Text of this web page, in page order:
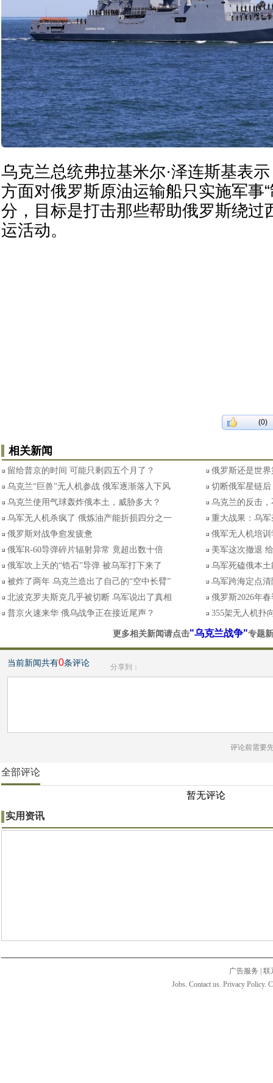
乌克兰总统弗拉基米尔·泽连斯基表
方面对俄罗斯原油运输船只实施军事
分，目标是打击那些帮助俄罗斯绕过
运活动。
(0)
相关新闻
留给普京的时间 可能只剩四五个月了？
俄罗斯还是世
乌克兰“巨兽”无人机参战 俄军逐渐落入下风
切断俄军星链
乌克兰使用气球轰炸俄本土，威胁多大？
乌克兰的反击
乌军无人机杀疯了 俄炼油产能折损四分之一
重大战果：乌
俄罗斯对战争愈发疲惫
俄军无人机培
俄军R-60导弹碎片辐射异常 竟超出数十倍
美军这次撤退
俄军吹上天的“锆石”导弹 被乌军打下来了
乌军死磕俄本
被炸了两年 乌克兰造出了自己的“空中长臂”
乌军跨海定点
北波克罗夫斯克几乎被切断 乌军说出了真相
俄罗斯2026年
普京火速来华 俄乌战争正在接近尾声？
355架无人机扑
更多相关新闻请点击"乌克兰战争"专题
当前新闻共有0条评论 分享到：
评论前需要
全部评论
暂无评论
实用资讯
广告服务
联
Jobs. Contact us. Privacy Policy.